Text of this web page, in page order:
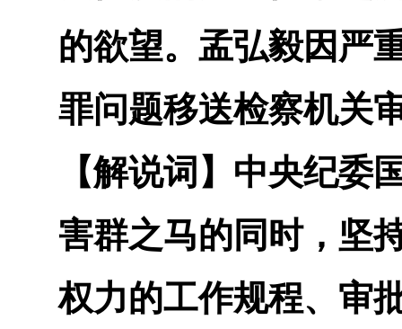
的欲望。孟弘毅因严
罪问题移送检察机关
【解说词】 中央纪委
害群之马的同时，坚
权力的工作规程、审